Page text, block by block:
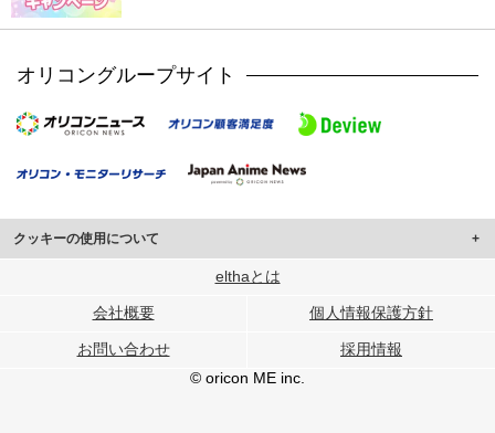
オリコングループサイト
クッキーの使用について
このサイトでは Cookie を使用して、ユーザーに合わせたコンテンツや広告の
行っています。
メディアや広告配信、データ解析の各パートナーに提供しています。
各パートナーは、この情報とユーザーが各パートナーに提供した他の情報や、
ユーザーが各パートナーのサービスを使用したときに収集した他の情報を組み
elthaとは
会社概要 個人情報保護方針
お問い合わせ
採用情報
© oricon ME inc.